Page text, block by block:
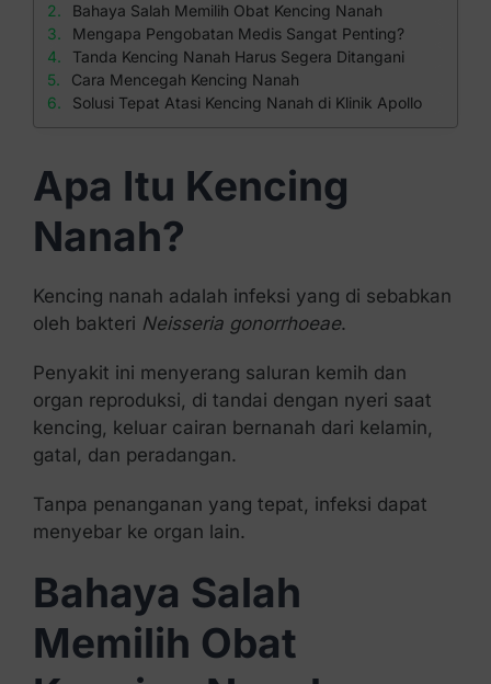
Bahaya Salah Memilih Obat Kencing Nanah
Mengapa Pengobatan Medis Sangat Penting?
Tanda Kencing Nanah Harus Segera Ditangani
Cara Mencegah Kencing Nanah
Solusi Tepat Atasi Kencing Nanah di Klinik Apollo
Apa Itu Kencing
Nanah?
Kencing nanah adalah infeksi yang di sebabkan
oleh bakteri Neisseria gonorrhoeae.
Penyakit ini menyerang saluran kemih dan
organ reproduksi, di tandai dengan nyeri saat
kencing, keluar cairan bernanah dari kelamin,
gatal, dan peradangan.
Tanpa penanganan yang tepat, infeksi dapat
menyebar ke organ lain.
Bahaya Salah
Memilih Obat